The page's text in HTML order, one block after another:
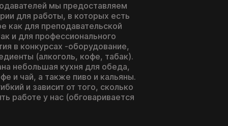
мы предоставляем
для работы, в которых есть
как для преподавательской
и для профессионального
в конкурсах -оборудование,
(алкоголь, кофе, табак).
небольшая кухня для обеда,
и чай, а также пиво и кальяны.
и зависит от того, сколько
работе у нас (обговаривается